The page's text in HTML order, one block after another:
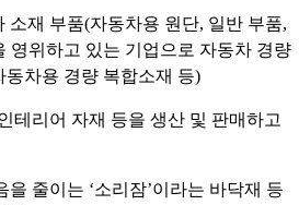
소재 부품(자동차용 원단, 일반 부품,
영위하고 있는 기업으로 자동차 경량
동차용 경량 복합소재 등)
테리어 자재 등을 생산 및 판매하고
을 줄이는 ‘소리잠’이라는 바닥재 등